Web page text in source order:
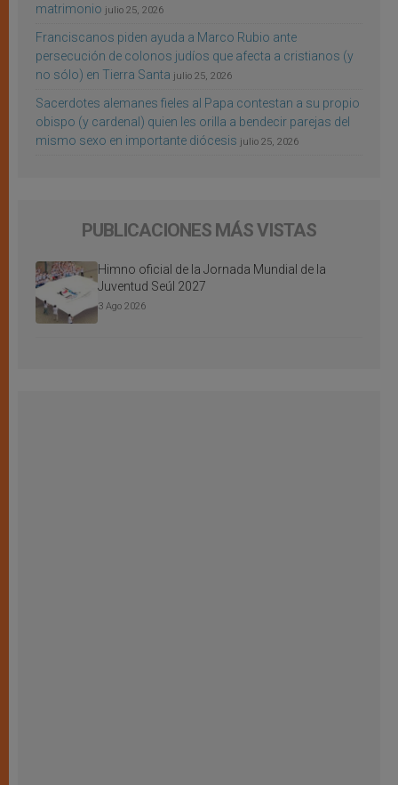
matrimonio julio 25, 2026
Franciscanos piden ayuda a Marco Rubio ante
persecución de colonos judíos que afecta a cristianos (y
no sólo) en Tierra Santa julio 25, 2026
Sacerdotes alemanes fieles al Papa contestan a su propio
obispo (y cardenal) quien les orilla a bendecir parejas del
mismo sexo en importante diócesis julio 25, 2026
PUBLICACIONES MÁS VISTAS
Himno oficial de la Jornada Mundial de la
Juventud Seúl 2027
3 Ago 2026